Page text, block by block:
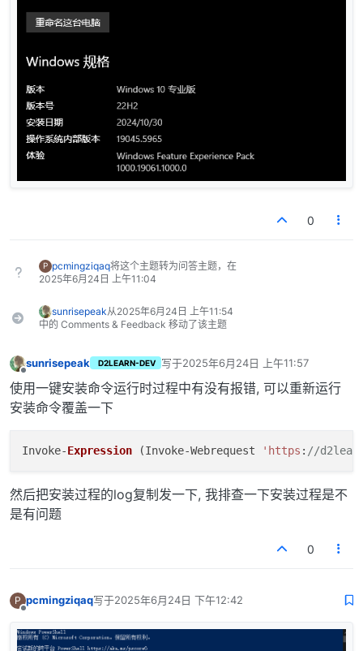
0
P pcmingziqaq将这个主题转为问答主题，在
2025年6月24日 上午11:04
sunrisepeak从2025年6月24日 上午11:54
中的 Comments & Feedback 移动了该主题
sunrisepeak D2LEARN-DEV 写于2025年6月24日 上午11:57
最后由 编辑
使用一键安装命令运行时过程中有没有报错, 可以重新运行
安装命令覆盖一下
Invoke-Expression (Invoke-Webrequest 'https : //
然后把安装过程的log复制发一下, 我排查一下安装过程是不
是有问题
0
P pcmingziqaq写于2025年6月24日 下午12:42
最后由 编辑